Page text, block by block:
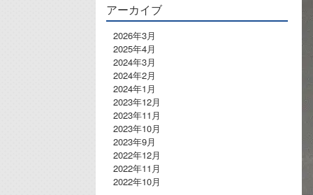
アーカイブ
2026年3月
2025年4月
2024年3月
2024年2月
2024年1月
2023年12月
2023年11月
2023年10月
2023年9月
2022年12月
2022年11月
2022年10月